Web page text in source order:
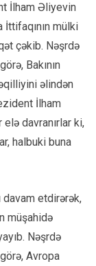
İlham Əliyevin
mülki
çəkib. Nəşrdə
Bakının
əlindən
İlham
davranırlar ki,
halbuki buna
davam etdirərək,
müşahidə
Nəşrdə
Avropa